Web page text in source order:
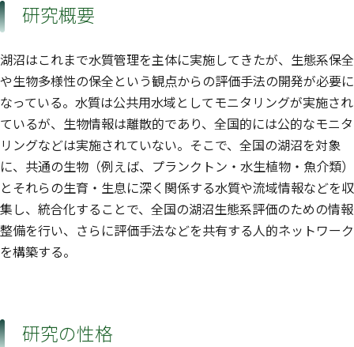
研究概要
湖沼はこれまで水質管理を主体に実施してきたが、生態系保全
や生物多様性の保全という観点からの評価手法の開発が必要に
なっている。水質は公共用水域としてモニタリングが実施され
ているが、生物情報は離散的であり、全国的には公的なモニタ
リングなどは実施されていない。そこで、全国の湖沼を対象
に、共通の生物（例えば、プランクトン・水生植物・魚介類）
とそれらの生育・生息に深く関係する水質や流域情報などを収
集し、統合化することで、全国の湖沼生態系評価のための情報
整備を行い、さらに評価手法などを共有する人的ネットワーク
を構築する。
研究の性格